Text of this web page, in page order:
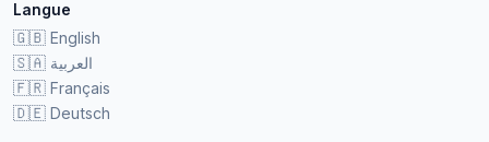
Langue
🇬🇧 English
🇸🇦 العربية
🇫🇷 Français
🇩🇪 Deutsch